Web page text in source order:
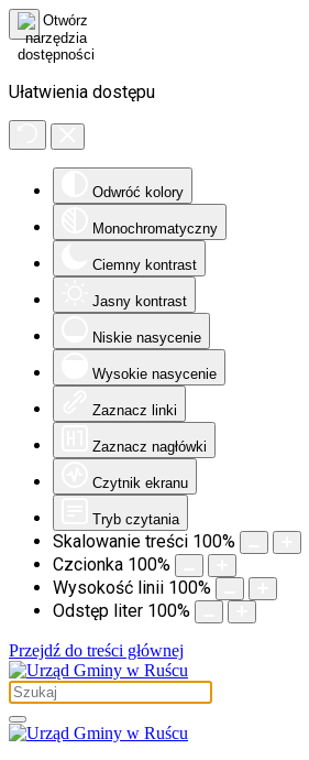
Ułatwienia dostępu
Odwróć kolory
Monochromatyczny
Ciemny kontrast
Jasny kontrast
Niskie nasycenie
Wysokie nasycenie
Zaznacz linki
Zaznacz nagłówki
Czytnik ekranu
Tryb czytania
Skalowanie treści 100%
Czcionka 100%
Wysokość linii 100%
Odstęp liter 100%
Przejdź do treści głównej